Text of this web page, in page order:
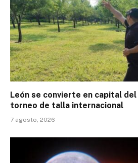
León se convierte en capital
torneo de talla internacional
7 agosto, 2026